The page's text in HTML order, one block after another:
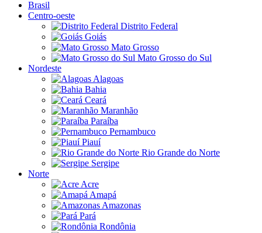
Brasil
Centro-oeste
Distrito Federal
Goiás
Mato Grosso
Mato Grosso do Sul
Nordeste
Alagoas
Bahia
Ceará
Maranhão
Paraíba
Pernambuco
Piauí
Rio Grande do Norte
Sergipe
Norte
Acre
Amapá
Amazonas
Pará
Rondônia